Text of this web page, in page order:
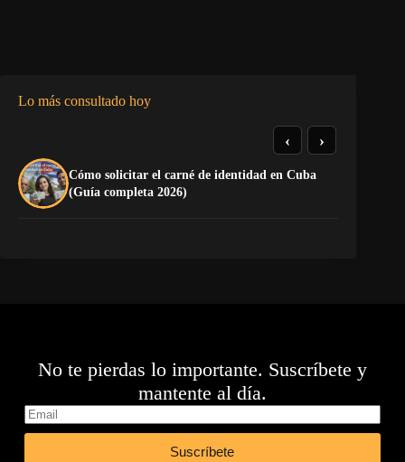
Lo más consultado hoy
Cómo solicitar el carné de identidad en Cuba
(Guía completa 2026)
‹ ›
No te pierdas lo importante. Suscríbete y
mantente al día.
Suscríbete